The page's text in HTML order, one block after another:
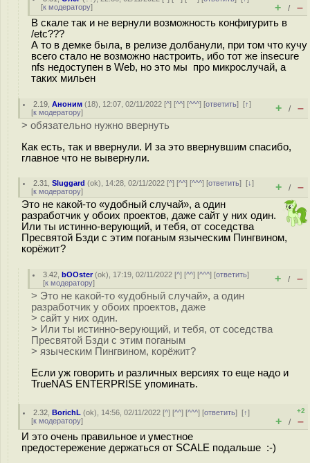
[к модератору] + / –
В скале так и не вернули возможность конфигурить в
/etc???
А то в демке была, в релизе долбанули, при том что кучу
всего стало не возможно настроить, ибо тот же insecure
nfs недоступен в Web, но это мы про микрослучай, а
таких мильен
2.19 ,Аноним (18), 12:07, 02/11/2022 [^] [^^] [^^^] [ответить][↑]
[к модератору] + / –
> обязательно нужно ввернуть
Как есть, так и ввернули. И за это ввернувшим спасибо,
главное что не вывернули.
2.31 ,Sluggard (ok), 14:28, 02/11/2022 [^] [^^] [^^^] [ответить][↓]
[к модератору] + / –
Это не какой-то «удобный случай», а один
разработчик у обоих проектов, даже сайт у них один.
Или ты истинно-верующий, и тебя, от соседства
Пресвятой Бзди с этим поганым языческим Пингвином,
корёжит?
3.42 ,bOOster(ok), 17:19, 02/11/2022 [^] [^^] [^^^] [ответить]
[к модератору] + / –
> Это не какой-то «удобный случай», а один
разработчик у обоих проектов, даже
> сайт у них один.
> Или ты истинно-верующий, и тебя, от соседства
Пресвятой Бзди с этим поганым
> языческим Пингвином, корёжит?
Если уж говорить и различных версиях то еще надо и
TrueNAS ENTERPRISE упоминать.
2.32 ,BorichL (ok), 14:56, 02/11/2022 [^] [^^] [^^^] [ответить][↑]
[к модератору]
+2
+ / –
И это очень правильное и уместное
предостережение держаться от SCALE подальше :-)